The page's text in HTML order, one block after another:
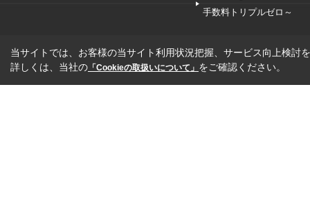
手数料トリプルゼロ～
当サイトでは、お客様の当サイト利用状況把握、サービス向上検討
詳しくは、当社の 「Cookieの取扱いについて」 をご確認ください。